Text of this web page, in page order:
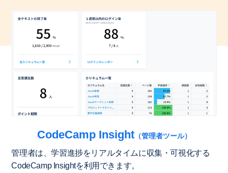
CodeCamp Insight（管理者ツール）
管理者は、学習進捗をリアルタイムに収集・可視化する
CodeCamp Insightを利用できます。